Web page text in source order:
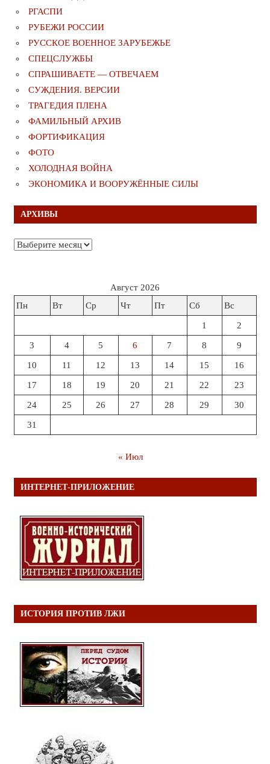
РГАСПИ
РУБЕЖИ РОССИИ
РУССКОЕ ВОЕННОЕ ЗАРУБЕЖЬЕ
СПЕЦСЛУЖБЫ
СПРАШИВАЕТЕ — ОТВЕЧАЕМ
СУЖДЕНИЯ. ВЕРСИИ
ТРАГЕДИЯ ПЛЕНА
ФАМИЛЬНЫЙ АРХИВ
ФОРТИФИКАЦИЯ
ФОТО
ХОЛОДНАЯ ВОЙНА
ЭКОНОМИКА И ВООРУЖЁННЫЕ СИЛЫ
АРХИВЫ
Архивы
Август 2026
Пн
Вт Ср Чт Пт Сб Вс
1 2
3 4 5 6 7 8 9
10 11 12 13 14 15 16
17 18 19 20 21 22 23
24 25 26 27 28 29 30
31
« Июл
ИНТЕРНЕТ-ПРИЛОЖЕНИЕ
ИСТОРИЯ ПРОТИВ ЛЖИ